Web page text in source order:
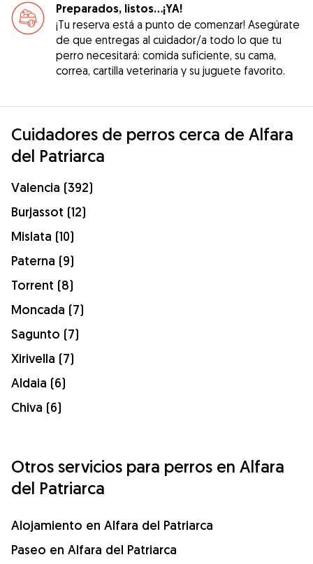
Preparados, listos...¡YA!
¡Tu reserva está a punto de comenzar! Asegúrate
de que entregas al cuidador/a todo lo que tu
perro necesitará: comida suficiente, su cama,
correa, cartilla veterinaria y su juguete favorito.
Cuidadores de perros cerca de Alfara
del Patriarca
Valencia (392)
Burjassot (12)
Mislata (10)
Paterna (9)
Torrent (8)
Moncada (7)
Sagunto (7)
Xirivella (7)
Aldaia (6)
Chiva (6)
Otros servicios para perros en Alfara
del Patriarca
Alojamiento en Alfara del Patriarca
Paseo en Alfara del Patriarca